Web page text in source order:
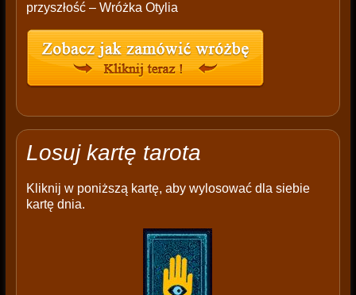
przyszłość – Wróżka Otylia
Losuj kartę tarota
Kliknij w poniższą kartę, aby wylosować dla siebie
kartę dnia.